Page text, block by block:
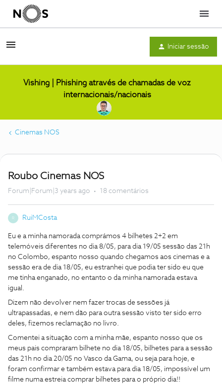
Menu
Iniciar sessão
Vishing | Phishing através de chamadas de voz
internacionais/nacionais
Cinemas NOS
Roubo Cinemas NOS
Forum|Forum|3 years ago 18 comentários
R RuiMCosta
Eu e a minha namorada comprámos 4 bilhetes 2+2 em
telemóveis diferentes no dia 8/05, para dia 19/05 sessão das 21h
no Colombo, espanto nosso quando chegamos aos cinemas e a
sessão era de dia 18/05, eu estranhei que podia ter sido eu que
me tinha enganado, no entanto o da minha namorada estava
igual.
Dizem não devolver nem fazer trocas de sessões já
ultrapassadas, e nem dão para outra sessão visto ter sido erro
deles, fizemos reclamação no livro.
Comentei a situação com a minha mãe, espanto nosso que os
meus pais compraram bilhete no dia 18/05, bilhetes para a sessão
das 21h no dia 20/05 no Vasco da Gama, ou seja para hoje, e
foram confirmar e também estava para dia 18/05, impossível um
filme numa estreia comprar bilhetes para o próprio dia!!